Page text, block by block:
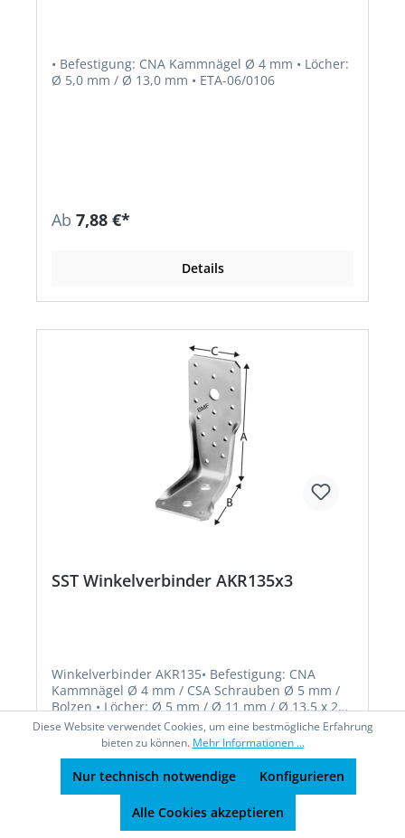
• Befestigung: CNA Kammnägel Ø 4 mm • Löcher:
Ø 5,0 mm / Ø 13,0 mm • ETA-06/0106
Ab 7,88 €*
Details
SST Winkelverbinder AKR135x3
Winkelverbinder AKR135• Befestigung: CNA
Kammnägel Ø 4 mm / CSA Schrauben Ø 5 mm /
Bolzen • Löcher: Ø 5 mm / Ø 11 mm / Ø 13,5 x 25
mm • ETA-07/0285Hersteller: Simpson Strong-Tie
GmbH, Hubert-Vergölst-Str. 6-14, 61231 Bad
Nauheim, DE, +49603286800, info@strongtie.com
Diese Website verwendet Cookies, um eine bestmögliche Erfahrung
bieten zu können. Mehr Informationen ...
Nur technisch notwendige Konfigurieren
Alle Cookies akzeptieren